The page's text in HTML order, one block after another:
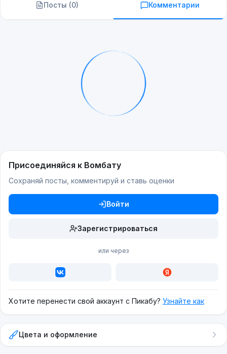
Посты (0) Комментарии
Присоединяйся к Вомбату
Сохраняй посты, комментируй и ставь оценки
Войти
Зарегистрироваться
или через
Хотите перенести свой аккаунт с Пикабу? Узнайте как
Цвета и оформление